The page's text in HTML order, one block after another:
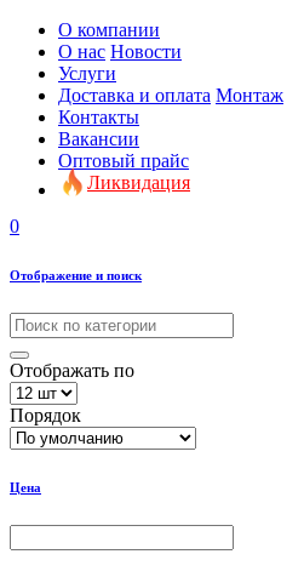
О компании
О нас Новости
Услуги
Доставка и оплата Монтаж
Контакты
Вакансии
Оптовый прайс
Ликвидация
0
Отображение и поиск
Отображать по
Порядок
Цена